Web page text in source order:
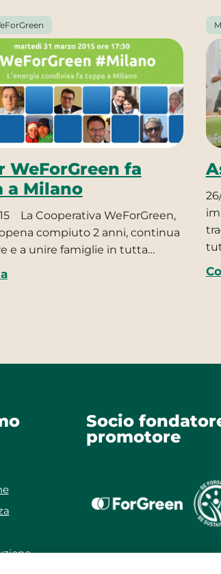
WeForGreen fa
a Milano
La Cooperativa WeForGreen,
compiuto 2 anni, continua
e a unire famiglie in tutta…
Socio
promotore